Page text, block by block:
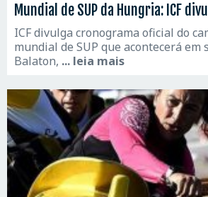
Mundial de SUP da Hungria: ICF
ICF divulga cronograma oficial do
mundial de SUP que acontecerá em
Balaton, ... leia mais